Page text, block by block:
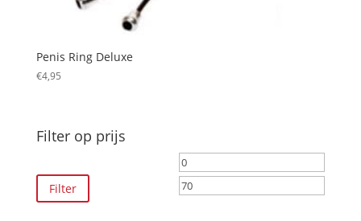
Penis Ring Deluxe
€4,95
Filter op prijs
Min.
prijs
Filter